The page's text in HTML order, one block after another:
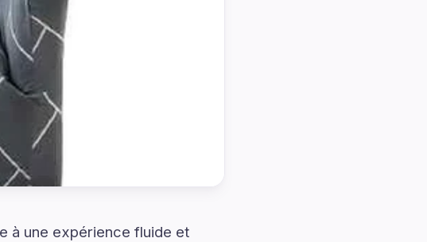
à une expérience fluide et